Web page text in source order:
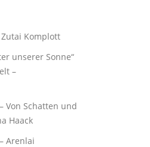
Zutai Komplott
unserer Sonne“
–
Von Schatten und
Haack
Arenlai